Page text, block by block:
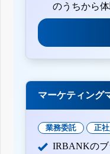
のうちから体
マーケティング
業務委託 正
IRBANKのブ